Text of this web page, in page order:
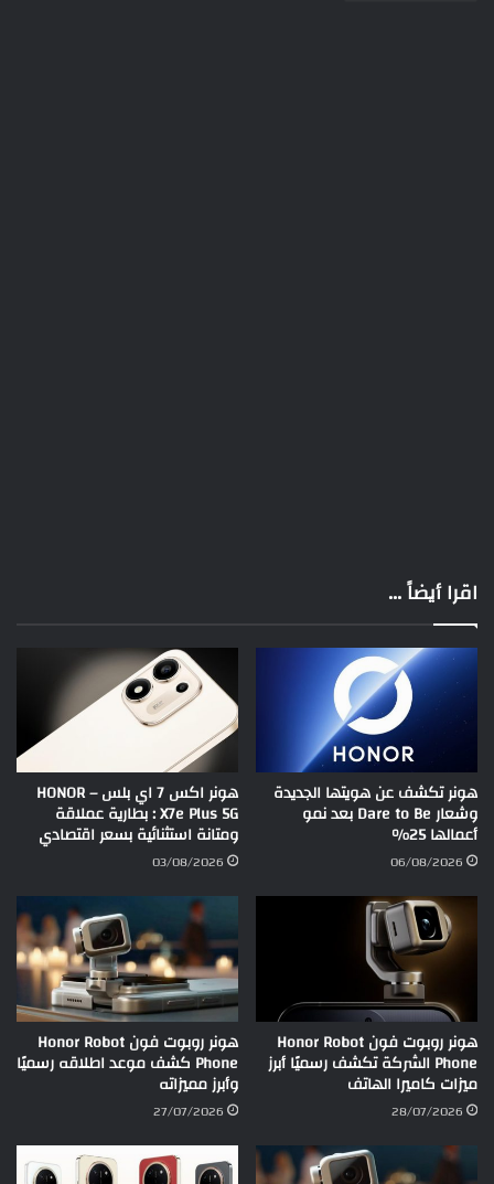
اقرا أيضاً ...
هونر تكشف عن هويتها الجديدة
وشعار Dare to Be بعد نمو
أعمالها 25%
06/08/2026
هونر اكس 7 اي بلس – HONOR
X7e Plus 5G : بطارية عملاقة
ومتانة استثنائية بسعر اقتصادي
03/08/2026
هونر روبوت فون Honor Robot
Phone الشركة تكشف رسميًا أبرز
ميزات كاميرا الهاتف
28/07/2026
هونر روبوت فون Honor Robot
Phone كشف موعد اطلاقه رسميًا
وأبرز مميزاته
27/07/2026